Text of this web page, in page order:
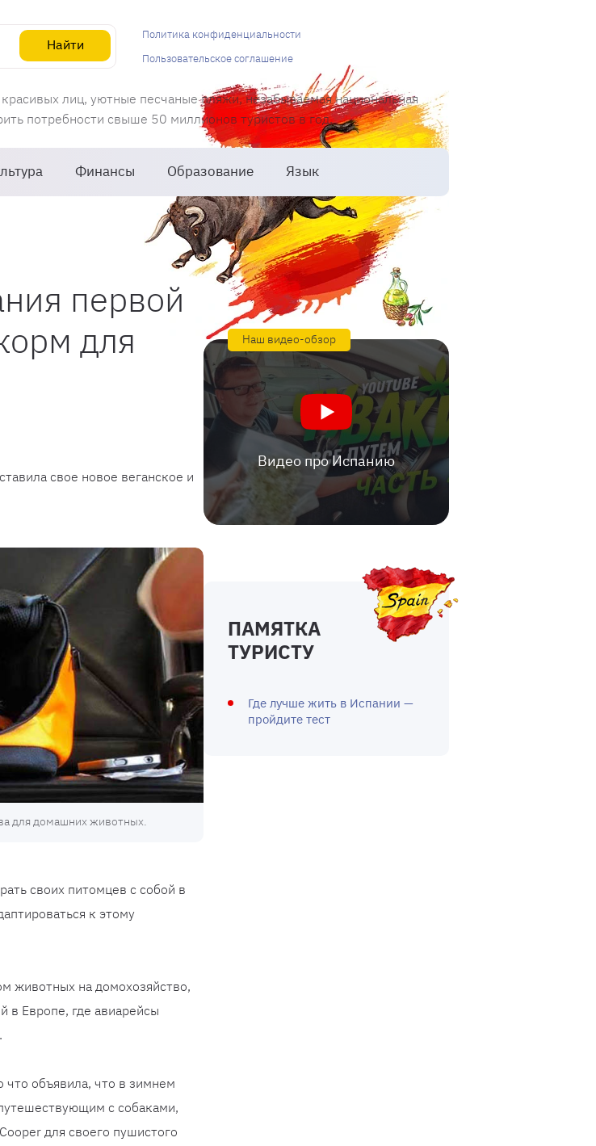
Найти
лиц, уютные песчаные пляжи, незабываемая национальная
потребности свыше 50 миллионов туристов в год.
Финансы Образование Язык
Политика конфиденциальности
Пользовательское соглашение
первой
для
свое новое веганское и
для домашних животных.
своих питомцев с собой в
к этому
животных на домохозяйство,
в Европе, где авиарейсы
что объявила, что в зимнем
с собаками,
для своего пушистого
Наш видео-обзор
Видео про Испанию
ПАМЯТКА
ТУРИСТУ
Где лучше жить в Испании —
пройдите тест